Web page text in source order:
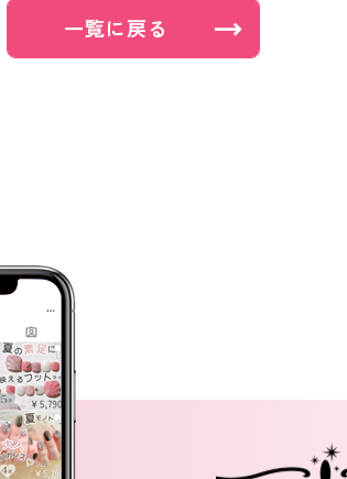
一覧に戻る